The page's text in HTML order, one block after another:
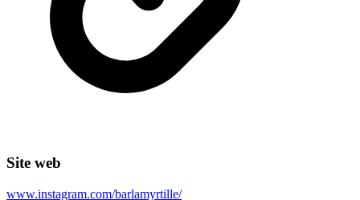
Site web
www.instagram.com/barlamyrtille/